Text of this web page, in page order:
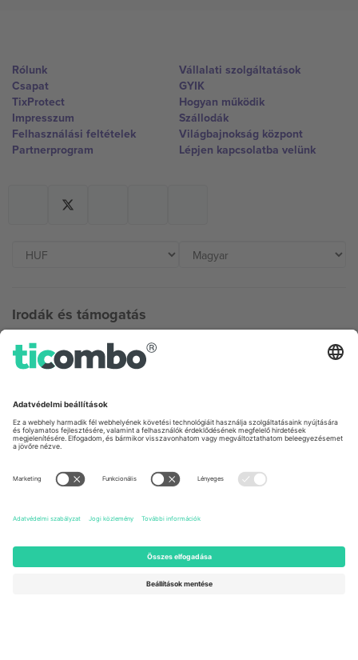
Rólunk
Csapat
TixProtect
Impresszum
Felhasználási feltételek
Partnerprogram
Vállalati szolgáltatások
GYIK
Hogyan működik
Szállodák
Világbajnokság központ
Lépjen kapcsolatba velünk
Irodák és támogatás
Germany
Unter den Linden 24, 10117
United States
Newark, Delaware 19713, United
Switzerland
Engelberg, Switzerland
Regus Sofia City West, bul
Totleben 53-55, 1606 Sofia,
UAE Dubai Silicon Oasis, DDP
Building A1, Office 302, Dubai,
United Arab Emirates